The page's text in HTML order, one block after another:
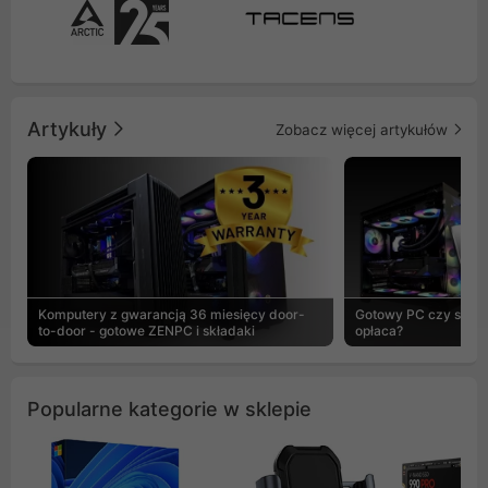
Artykuły Zobacz więcej artykułów
Komputery z gwarancją 36 miesięcy door-
to-door - gotowe ZENPC i składaki
Gotowy PC czy
opłaca?
Popularne kategorie w sklepie